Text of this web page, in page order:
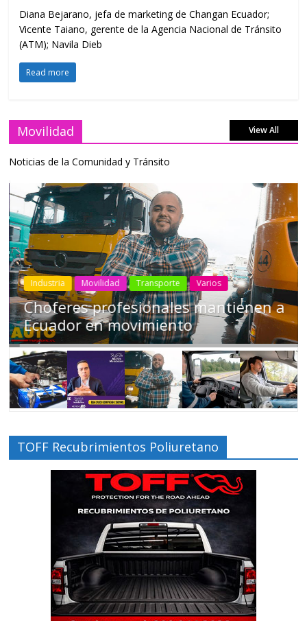
Diana Bejarano, jefa de marketing de Changan Ecuador;
Vicente Taiano, gerente de la Agencia Nacional de Tránsito
(ATM); Navila Dieb
Read more
Movilidad View All
Noticias de la Comunidad y Tránsito
Industria Movilidad Transporte Varios
Choferes profesionales mantienen a
Ecuador en movimiento
TOFF Recubrimientos Poliuretano